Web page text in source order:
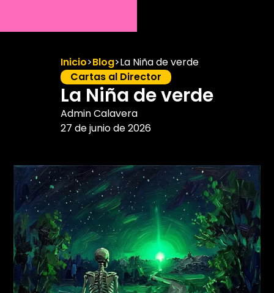
Inicio>Blog>La Niña de verde
Cartas al Director
La Niña de verde
Admin Calavera
27 de junio de 2026